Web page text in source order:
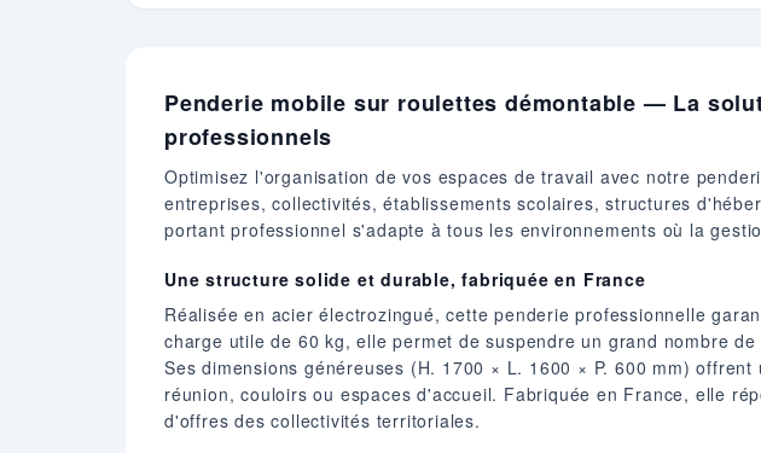
Penderie mobile sur roulettes démontable — La
professionnels
Optimisez l'organisation de vos espaces de travail avec notre
entreprises, collectivités, établissements scolaires, structures
portant professionnel s'adapte à tous les environnements où la
Une structure solide et durable, fabriquée en France
Réalisée en acier électrozingué, cette penderie professionnelle
charge utile de 60 kg, elle permet de suspendre un grand nombre
Ses dimensions généreuses (H. 1700 × L. 1600 × P. 600 mm)
réunion, couloirs ou espaces d'accueil. Fabriquée en France, elle
d'offres des collectivités territoriales.